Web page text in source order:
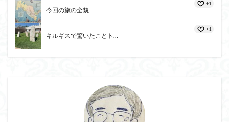
今回の旅の全貌
+1
キルギスで驚いたことト...
+1